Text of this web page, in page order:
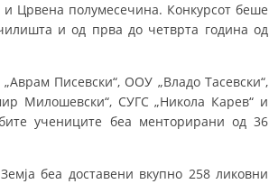
Црвена полумесечина. Конкурсот беше
и од прва до четврта година од
Писевски“, ООУ „Владо Тасевски“,
Милошевски“, СУГС „Никола Карев“ и
учениците беа менторирани од 36
беа доставени вкупно 258 ликовни